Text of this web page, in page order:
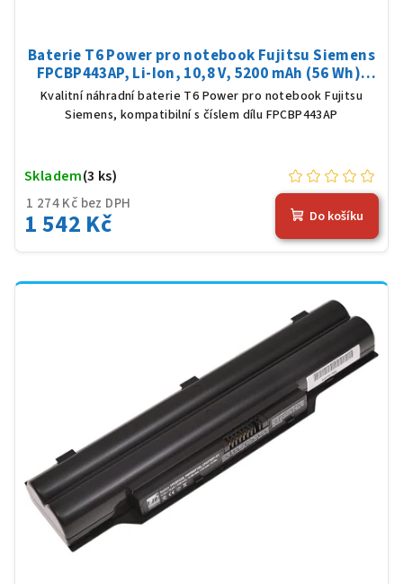
Baterie T6 Power pro notebook Fujitsu Siemens
FPCBP443AP, Li-Ion, 10,8 V, 5200 mAh (56 Wh),
černá
Kvalitní náhradní baterie T6 Power pro notebook Fujitsu
Siemens, kompatibilní s číslem dílu FPCBP443AP
1 274 Kč bez DPH
1 542 Kč
Skladem(3 ks)
Do košíku